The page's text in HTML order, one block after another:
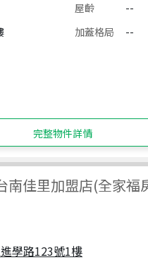
屋齡
--
加蓋格局
--
完整物件詳情
南佳里加盟店(全家福
學路123號1樓